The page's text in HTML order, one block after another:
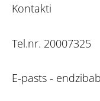
Kontakti
Tel.nr. 20007325
E-pasts -